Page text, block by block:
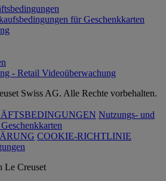
für Geschenkkarten
- Retail Videoüberwachung
Swiss AG. Alle Rechte vorbehalten.
Nutzungs- und
COOKIE-RICHTLINIE
Le Creuset